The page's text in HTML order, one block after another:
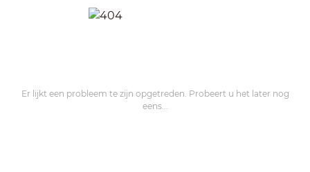
Er lijkt een probleem te zijn opgetreden. Probeert u het later nog
eens...